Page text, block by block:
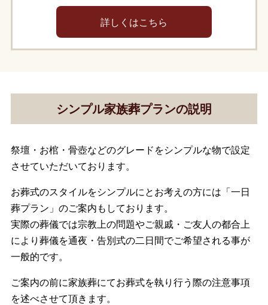
詳しくはこちら
シンプル家族葬プランの説明
祭壇・お棺・骨壺などのグレードをシンプルな物で設定
させていただいております。
お葬式のスタイルをシンプルにとお考えの方には「一日
葬プラン」のご案内もしております。
実際の葬儀では宗教上の問題やご親戚・ご友人の都合上
により葬儀を通夜・告別式の二日間でご希望される事が
一般的です。
ご案内の前に家族葬にてお葬式を執り行う際の注意事項
を述べさせて頂きます。